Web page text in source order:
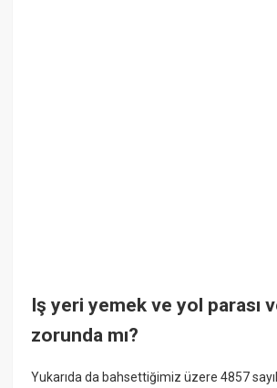
Iş yeri yemek ve yol parası
zorunda mı?
Yukarıda da bahsettiğimiz üzere 4857